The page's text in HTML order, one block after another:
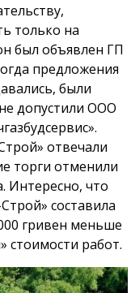
только на
был объявлен ГП
предложения
были
допустили ООО
отвечали
торги отменили
Интересно, что
составила
гривен меньше
работ.